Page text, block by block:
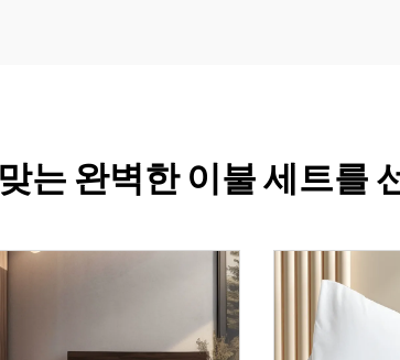
는 완벽한 이불 세트를